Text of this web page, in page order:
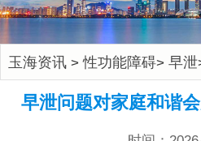
玉海资讯>性功能障碍> 早泄
早泄问题对家庭和谐